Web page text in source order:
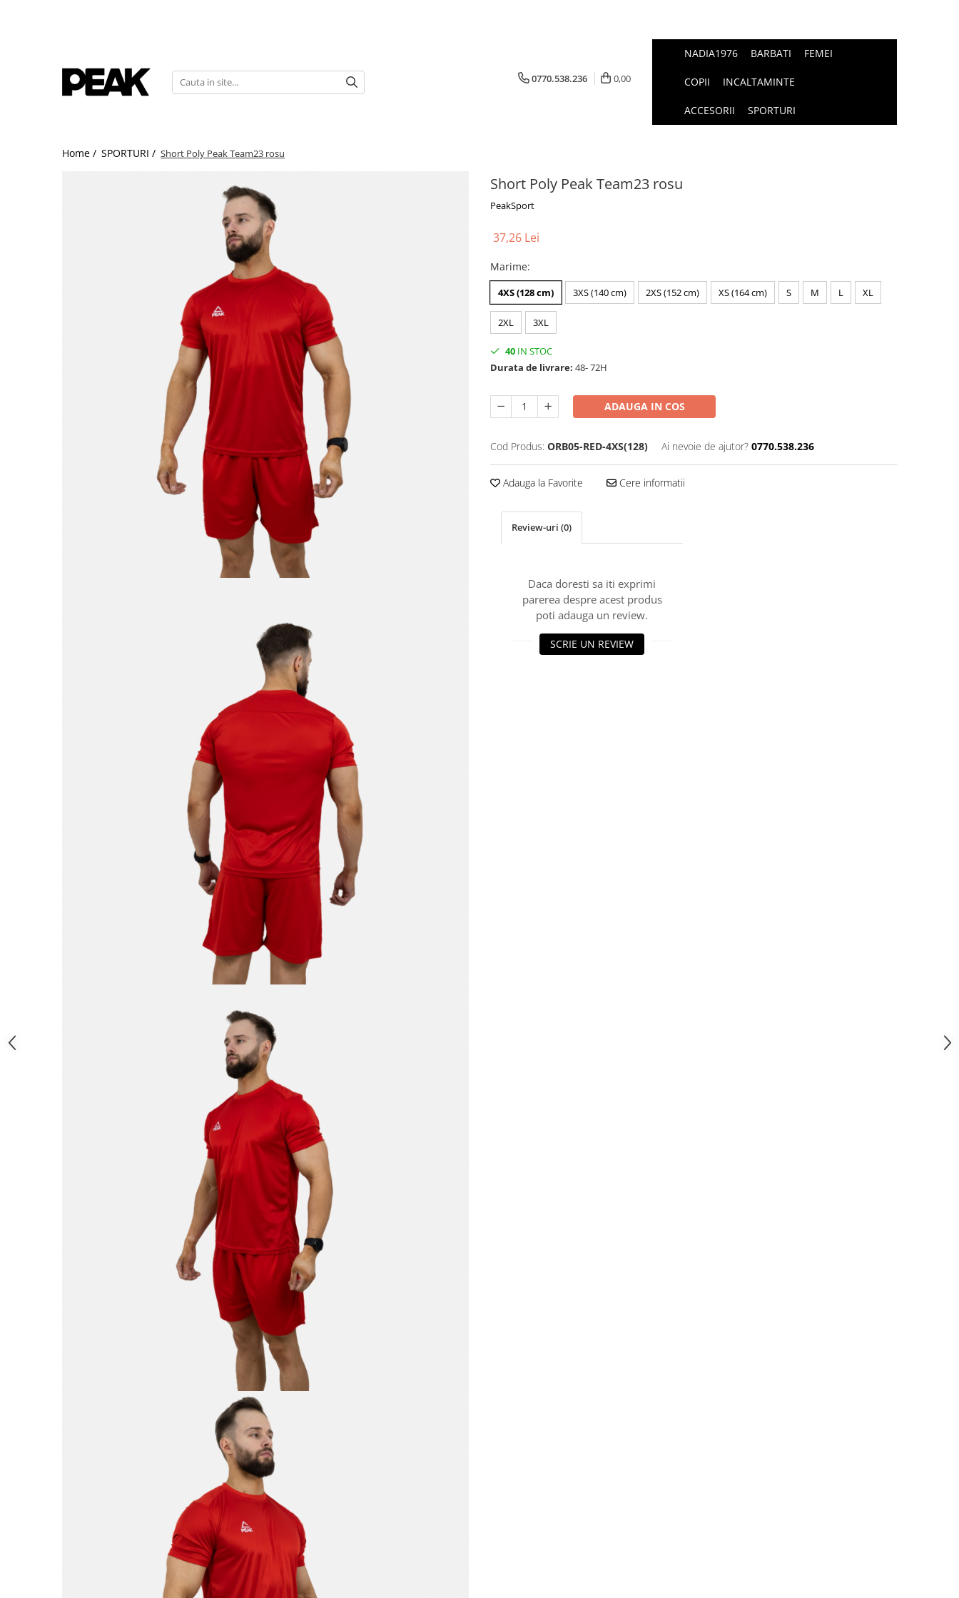
0770.538.236 0,00
NADIA1976 BARBATI FEMEI
COPII INCALTAMINTE
ACCESORII SPORTURI
Home / SPORTURI / Short Poly Peak Team23 rosu
Short Poly Peak Team23 rosu
PeakSport
37,26 Lei
Marime:
4XS (128 cm) 3XS (140 cm) 2XS (152 cm) XS (164 cm) S M L XL
2XL 3XL
40 IN STOC
Durata de livrare: 48- 72H
ADAUGA IN COS
Cod Produs: ORB05-RED-4XS(128) Ai nevoie de ajutor? 0770.538.236
Adauga la Favorite Cere informatii
Review-uri (0)
Daca doresti sa iti exprimi
parerea despre acest produs
poti adauga un review.
SCRIE UN REVIEW